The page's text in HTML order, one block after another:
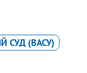
СУД (ВАСУ)